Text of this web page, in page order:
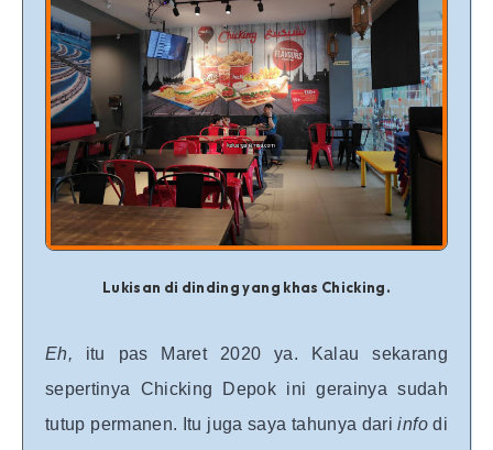
Lukisan di dinding yang khas Chicking.
Eh, itu pas Maret 2020 ya. Kalau sekarang
sepertinya Chicking Depok ini gerainya sudah
tutup permanen. Itu juga saya tahunya dariinfodi